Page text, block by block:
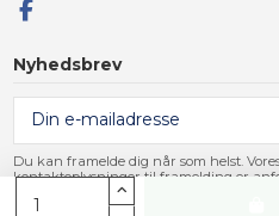
Nyhedsbrev
Du kan framelde dig når som helst.
kontaktoplysninger til framelding er
i handelsbetingelserne.